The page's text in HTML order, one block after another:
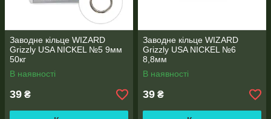
Заводне кільце WIZARD
Grizzly USA NICKEL №5 9мм
50кг
В наявності
39 ₴
Заводне кільце WIZARD
Grizzly USA NICKEL №6
8,8мм
В наявності
39 ₴